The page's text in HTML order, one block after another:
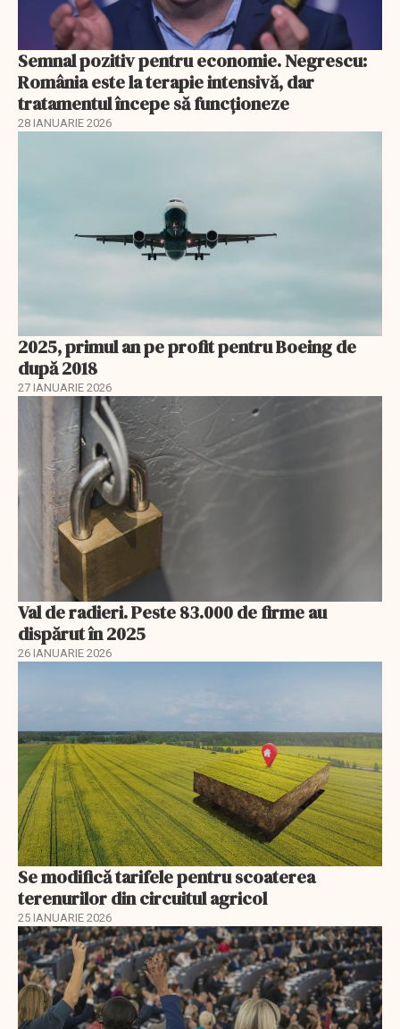
Semnal pozitiv pentru economie. Negrescu:
România este la terapie intensivă, dar
tratamentul începe să funcționeze
28 IANUARIE 2026
2025, primul an pe profit pentru Boeing de
după 2018
27 IANUARIE 2026
Val de radieri. Peste 83.000 de firme au
dispărut în 2025
26 IANUARIE 2026
Se modifică tarifele pentru scoaterea
terenurilor din circuitul agricol
25 IANUARIE 2026